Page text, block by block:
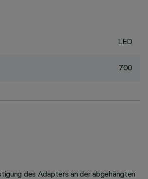
LED
700
des Adapters an der abgehängten